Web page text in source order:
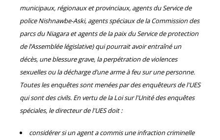
municipaux, régionaux et provinciaux, agents du Service de
police Nishnawbe-Aski, agents spéciaux de la Commission des
parcs du Niagara et agents de la paix du Service de protection
de l’Assemblée législative) qui pourrait avoir entraîné un
décès, une blessure grave, la perpétration de violences
sexuelles ou la décharge d’une arme à feu sur une personne.
Toutes les enquêtes sont menées par des enquêteurs de l'UES
qui sont des civils. En vertu de la Loi sur l'Unité des enquêtes
spéciales, le directeur de l'UES doit :
considérer si un agent a commis une infraction criminelle